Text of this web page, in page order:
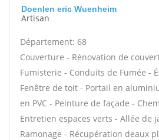
Doenlen eric Wuenheim
Artisan
Département: 68
Couverture - Rénovation de
Fumisterie - Conduits de Fumée -
Fenêtre de toit - Portail en
en PVC - Peinture de façade -
Entretien espaces verts - Allée de
Ramonage - Récupération deaux